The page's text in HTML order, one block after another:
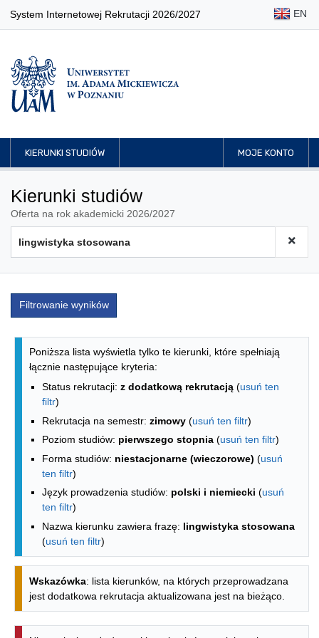
System Internetowej Rekrutacji 2026/2027 EN
KIERUNKI STUDIÓW MOJE KONTO
Kierunki studiów
Oferta na rok akademicki 2026/2027
Filtrowanie wyników
Lista kierunków - indeks alfabetyczny
Poniższa lista wyświetla tylko te kierunki, które spełniają
łącznie następujące kryteria:
Status rekrutacji: z dodatkową rekrutacją (usuń ten
filtr)
Rekrutacja na semestr: zimowy (usuń ten filtr)
Poziom studiów: pierwszego stopnia (usuń ten filtr)
Forma studiów: niestacjonarne (wieczorowe) (usuń
ten filtr)
Język prowadzenia studiów: polski i niemiecki (usuń
ten filtr)
Nazwa kierunku zawiera frazę: lingwistyka stosowana
(usuń ten filtr)
Wskazówka: lista kierunków, na których przeprowadzana
jest dodatkowa rekrutacja aktualizowana jest na bieżąco.